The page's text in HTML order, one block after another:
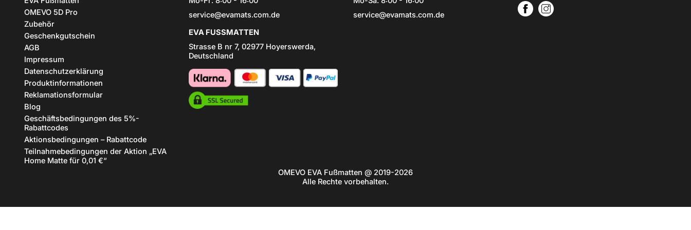
OMEVO 5D Pro
Zubehör
Geschenkgutschein
AGB
Impressum
Datenschutzerklärung
Produktinformationen
Reklamationsformular
Blog
Geschäftsbedingungen des 5%-
Rabattcodes
Aktionsbedingungen – Rabattcode
Teilnahmebedingungen der Aktion „EVA
Home Matte für 0,01 €“
service@evamats.com.de
EVA FUSSMATTEN
Strasse B nr 7, 02977 Hoyerswerda,
Deutschland
service@evamats.com.de
OMEVO EVA Fußmatten @ 2019-2026
Alle Rechte vorbehalten.